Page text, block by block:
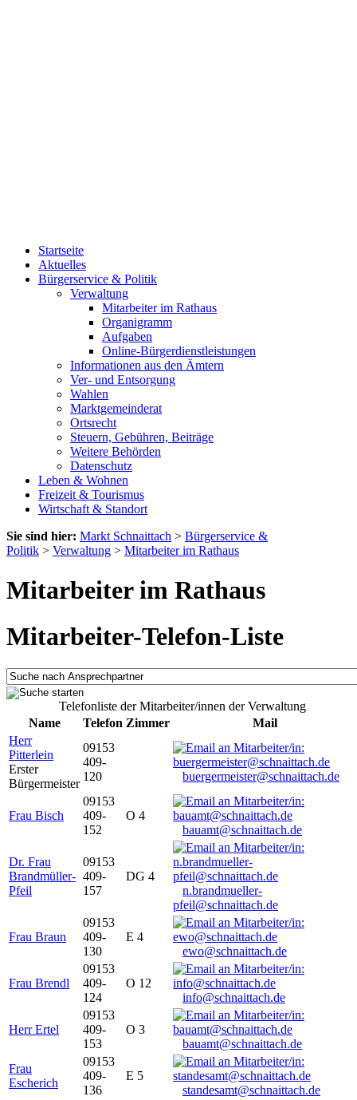
Startseite
Aktuelles
Bürgerservice & Politik
Verwaltung
Mitarbeiter im Rathaus
Organigramm
Aufgaben
Online-Bürgerdienstleistungen
Informationen aus den Ämtern
Ver- und Entsorgung
Wahlen
Marktgemeinderat
Ortsrecht
Steuern, Gebühren, Beiträge
Weitere Behörden
Datenschutz
Leben & Wohnen
Freizeit & Tourismus
Wirtschaft & Standort
Sie sind hier: Markt Schnaittach > Bürgerservice &
Politik > Verwaltung > Mitarbeiter im Rathaus
Mitarbeiter im Rathaus
Mitarbeiter-Telefon-Liste
Telefonliste der Mitarbeiter/innen der Verwaltung
Name
Telefon Zimmer
Mail
Herr
Pitterlein
Erster
Bürgermeister
09153
409-
120
buergermeister@schnaittach.de
Frau Bisch
09153
409-
152
O 4
bauamt@schnaittach.de
Dr. Frau
Brandmüller-
Pfeil
09153
409-
157
DG 4
n.brandmueller-
pfeil@schnaittach.de
Frau Braun
09153
409-
130
E 4
ewo@schnaittach.de
Frau Brendl
09153
409-
124
O 12
info@schnaittach.de
Herr Ertel
09153
409-
153
O 3
bauamt@schnaittach.de
Frau
Escherich
09153
409-
136
E 5
standesamt@schnaittach.de